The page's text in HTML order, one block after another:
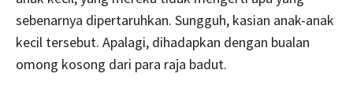
sebenarnya dipertaruhkan. Sungguh, kasian anak-anak
kecil tersebut. Apalagi, dihadapkan dengan bualan
omong kosong dari para raja badut.